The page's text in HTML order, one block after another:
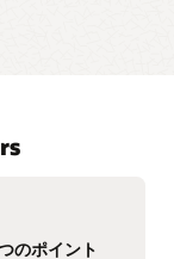
のポイント